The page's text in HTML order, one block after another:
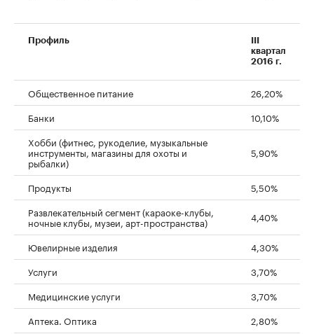
00:00 / 00:00
Профиль
III
квартал
2016 г.
Общественное питание
26,20%
Банки
10,10%
Хобби (фитнес, рукоделие, музыкальные
инструменты, магазины для охоты и
рыбалки)
5,90%
Продукты
5,50%
Развлекательный сегмент (караоке-клубы,
ночные клубы, музеи, арт-пространства) 4,40%
Ювелирные изделия
4,30%
Услуги
3,70%
Медицинские услуги
3,70%
Аптека. Оптика
2,80%